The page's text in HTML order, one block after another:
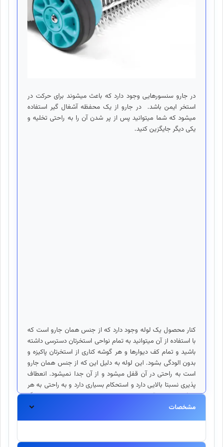
در جارو سنسورهایی وجود دارد که باعث میشوند برای حرکت در
استخر ایمن باشد. در جارو از یک محفظه آشغال گیر استفاده
میشود که شما میتوانید پس از پر شدن آن را به راحتی تخلیه و
یکی دیگر جایگزین کنید.
کنار محصول یک لوله وجود دارد که از جنس همان جارو است که
با استفاده از آن میتوانید به تمام نواحی استخرتان دسترسی داشته
باشید و تمام کف دیوارها و هر گوشه کناری از استخرتان پاکیزه و
بدون الودگی بشود. این لوله به دلیل این که از جنس همان جارو
است به راحتی در آن قفل میشود و از آن جدا نمیشود. انعطاف
پذیری نسبتا بالایی دارد و استحکام بسیاری دارد و به راحتی به هر
طرف میچرخد. قیمت این جاروی رباتی نسبت به محصولات دیگر
بسیار ارزان تر و کمتر میباشد و در مقابل ویژگی های متعددی که
کردن و آب تنی در آب تمیز و زلال را دوست دارید، حتما باید
مشخصات